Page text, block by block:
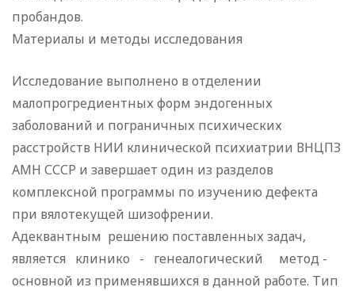
пробандов.
Материалы и методы исследования
Исследование выполнено в отделении
малопрогредиентных форм эндогенных
заболований и пограничных психических
расстройств НИИ клинической психиатрии ВНЦПЗ
АМН СССР и завершает один из разделов
комплексной программы по изучению дефекта
при вялотекущей шизофрении.
Адеквантным решению поставленных задач,
является клинико - генеалогический метод -
основной из применявшихся в данной работе. Тип